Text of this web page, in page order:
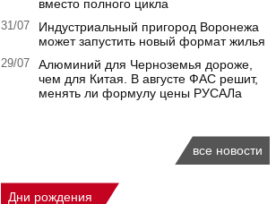
вместо полного цикла
31/07
Индустриальный пригород Воронежа
может запустить новый формат жилья
29/07
Алюминий для Черноземья дороже,
чем для Китая. В августе ФАС решит,
менять ли формулу цены РУСАЛа
все новости
Дни рождения